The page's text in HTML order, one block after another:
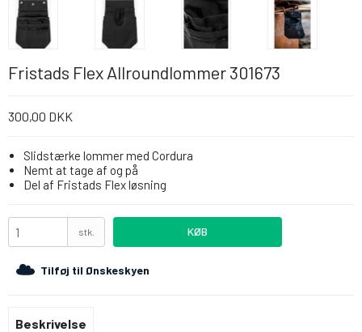
Fristads Flex Allroundlommer 301673
300,00 DKK
Slidstærke lommer med Cordura
Nemt at tage af og på
Del af Fristads Flex løsning
stk. KØB
Tilføj til Ønskeskyen
Beskrivelse